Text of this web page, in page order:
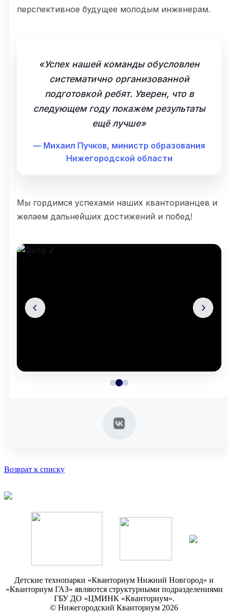
перспективное будущее молодым инженерам.
«Успех нашей команды обусловлен
систематично организованной
подготовкой ребят. Уверен, что в
следующем году покажем результаты
ещё лучше»
— Михаил Пучков, министр образования
Нижегородской области
Мы гордимся успехами наших кванторианцев и
желаем дальнейших достижений и побед!
Возврат к списку
Детские технопарки «Кванториум Нижний Новгород» и
«Кванториум ГАЗ» являются структурными подразделениями
ГБУ ДО «ЦМИНК «Кванториум».
© Нижегородский Кванториум 2026